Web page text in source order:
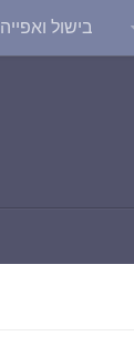
בישול ואפייה